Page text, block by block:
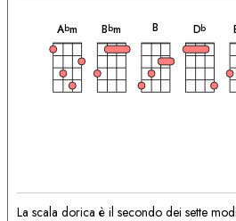
Corrispondenti:
Abm
Bbm B
Db
La scala dorica è il secondo dei sette